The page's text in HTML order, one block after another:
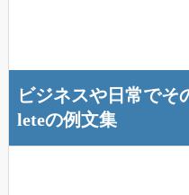
ビジネスや日常でそ
leteの例文集